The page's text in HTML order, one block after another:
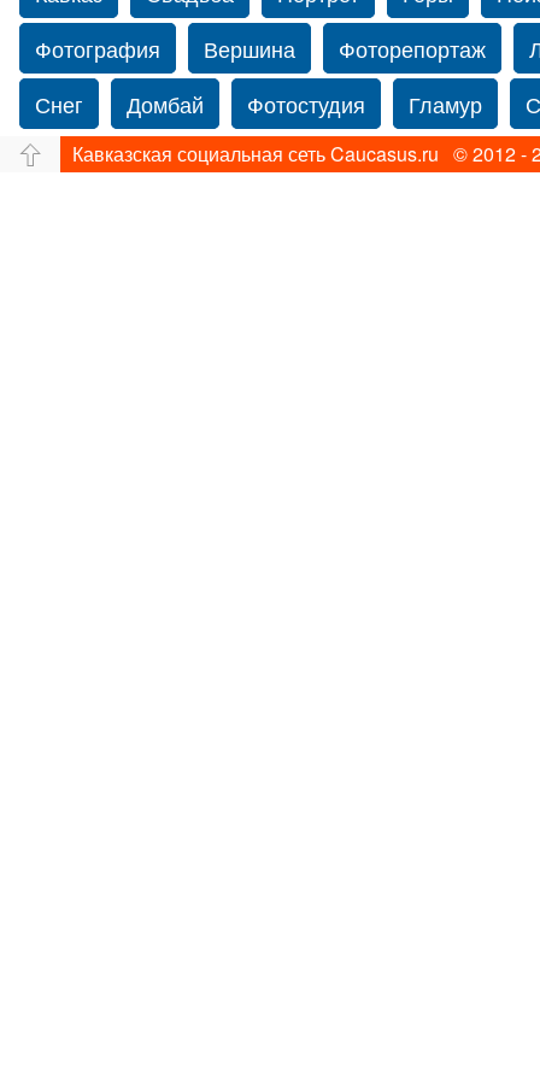
Фотография
Вершина Фоторепортаж
Снег
Домбай Фотостудия Гламур
Путешествие
Перевал Ущелье
Кавказская социальная сеть Caucasus.ru © 2012 -